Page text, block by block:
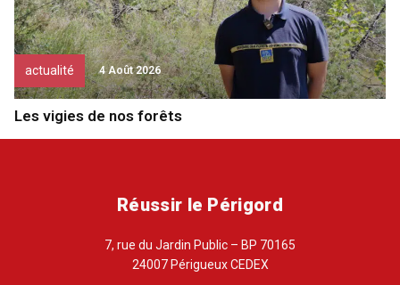
actualité 4 Août 2026
Les vigies de nos forêts
Réussir le Périgord
7, rue du Jardin Public – BP 70165
24007 Périgueux CEDEX